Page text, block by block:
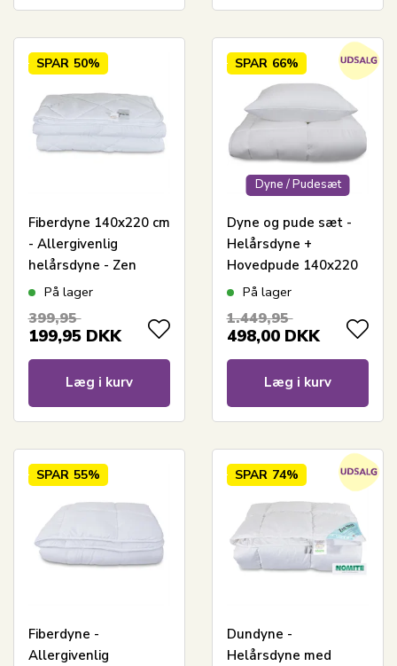
SPAR 50%
Fiberdyne 140x220 cm
- Allergivenlig
helårsdyne - Zen
Sleep dyne
På lager
399,95
199,95 DKK
Læg i kurv
Dyne / Pudesæt
SPAR 66%
Dyne og pude sæt -
Helårsdyne +
Hovedpude 140x220
cm/60x63 cm - Zen
fiberpude
På lager
1.449,95
498,00 DKK
Læg i kurv
SPAR 55%
Fiberdyne -
Allergivenlig
SPAR 74%
Dundyne -
Helårsdyne med